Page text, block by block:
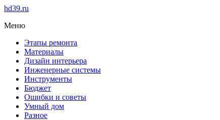
hd39.ru
Меню
Этапы ремонта
Материалы
Дизайн интерьера
Инженерные системы
Инструменты
Бюджет
Ошибки и советы
Умный дом
Разное